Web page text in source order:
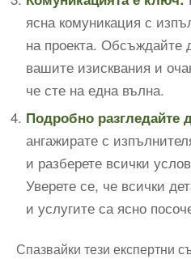
ясна комуникация с
на проекта. Обсъждайте
вашите изисквания и
че сте на една вълна.
Подробно разгледайте
ангажирате с
и разберете всички
Уверете се, че всички
и услугите са ясно
Спазвайки тези експертни